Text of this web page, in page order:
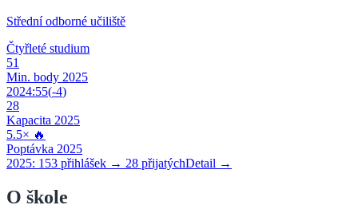
Střední odborné učiliště
Čtyřleté studium
51
Min. body 2025
2024:55(-4)
28
Kapacita 2025
5.5× 🔥
Poptávka 2025
2025: 153 přihlášek → 28 přijatýchDetail →
O škole